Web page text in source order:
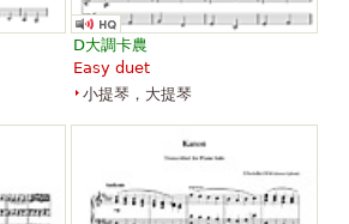
D大調卡農
Easy duet
小提琴，大提琴